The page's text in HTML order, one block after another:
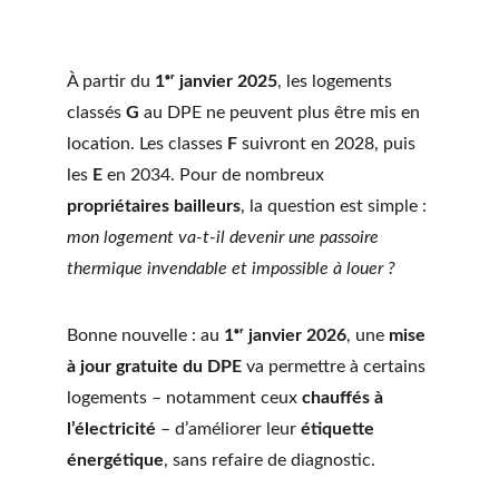
À partir du 1ᵉʳ janvier 2025, les logements
classés G au DPE ne peuvent plus être mis en
location. Les classes F suivront en 2028, puis
les E en 2034. Pour de nombreux
propriétaires bailleurs, la question est simple :
mon logement va-t-il devenir une passoire
thermique invendable et impossible à louer ?
Bonne nouvelle : au 1ᵉʳ janvier 2026, une mise
à jour gratuite du DPE va permettre à certains
logements – notamment ceux chauffés à
l’électricité – d’améliorer leur étiquette
énergétique, sans refaire de diagnostic.